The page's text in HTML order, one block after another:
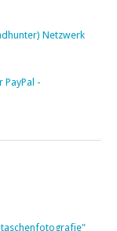
Netzwerk
-